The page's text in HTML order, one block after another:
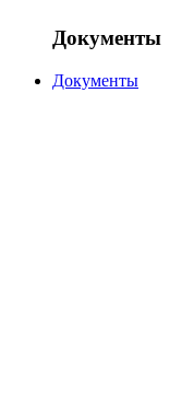
Документы
Документы